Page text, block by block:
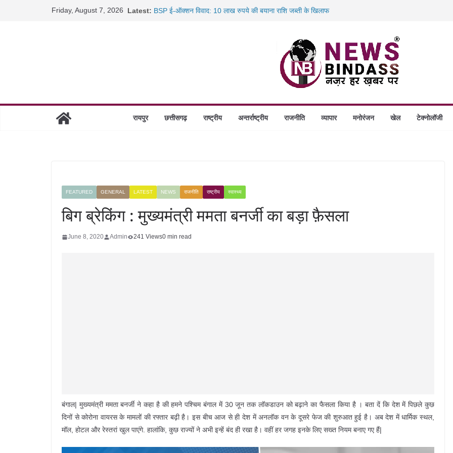
Friday, August 7, 2026 Latest: BSP ई-ऑक्शन विवाद: 10 लाख रुपये की बयाना राशि जब्ती के खिलाफ
छत्तीसगढ़ में 1460 गोधाम होंगे स्थापित, हर विकासखंड के 10 उत्कृष्ट गोठानों
साइबर ठगी पर दुर्ग पुलिस का बड़ा एक्शन: 13 म्यूल बैंक खाताधारक गिरफ्तार
रायपुर छत्तीसगढ़ राष्ट्रीय अन्तर्राष्ट्रीय राजनीति व्यापार मनोरंजन खेल टेक्नोलॉजी
FEATURED GENERAL LATEST NEWS राजनीति राष्ट्रीय स्वास्थ्य
बिग ब्रेकिंग : मुख्यमंत्री ममता बनर्जी का बड़ा फ़ैसला
June 8, 2020 Admin 241 Views0 min read
बंगाल| मुख्यमंत्री ममता बनर्जी ने कहा है की हमने पश्चिम बंगाल में 30 जून तक लॉकडाउन को बढ़ाने का फैसला किया है । बता दें कि देश में पिछले कुछ
दिनों से कोरोना वायरस के मामलों की रफ्तार बढ़ी है। इस बीच आज से ही देश में अनलॉक वन के दूसरे फेज की शुरुआत हुई है। अब देश में धार्मिक स्थल,
मॉल, होटल और रेस्तरां खुल पाएंगे. हालांकि, कुछ राज्यों ने अभी इन्हें बंद ही रखा है। वहीं हर जगह इनके लिए सख्त नियम बनाए गए हैं|